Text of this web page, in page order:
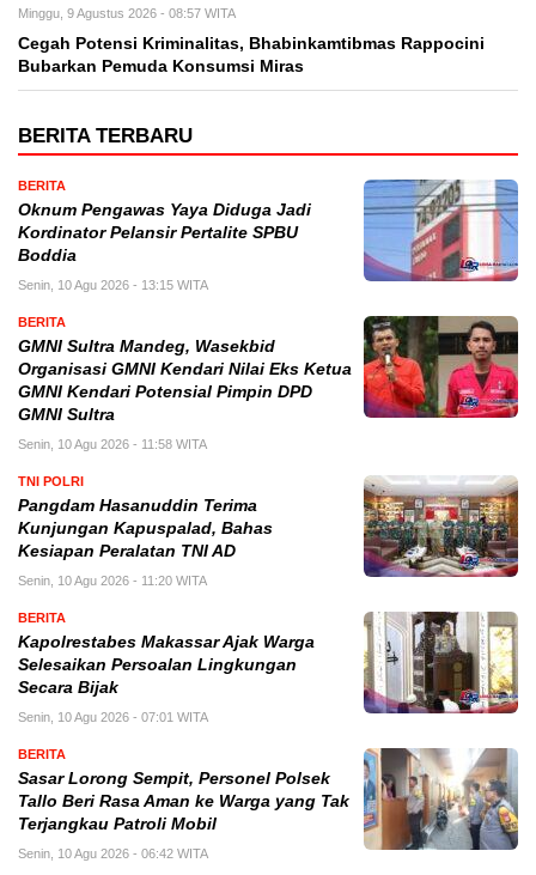
Minggu, 9 Agustus 2026 - 08:57 WITA
Cegah Potensi Kriminalitas, Bhabinkamtibmas Rappocini
Bubarkan Pemuda Konsumsi Miras
BERITA TERBARU
BERITA
Oknum Pengawas Yaya Diduga Jadi
Kordinator Pelansir Pertalite SPBU
Boddia
Senin, 10 Agu 2026 - 13:15 WITA
BERITA
GMNI Sultra Mandeg, Wasekbid
Organisasi GMNI Kendari Nilai Eks Ketua
GMNI Kendari Potensial Pimpin DPD
GMNI Sultra
Senin, 10 Agu 2026 - 11:58 WITA
TNI POLRI
Pangdam Hasanuddin Terima
Kunjungan Kapuspalad, Bahas
Kesiapan Peralatan TNI AD
Senin, 10 Agu 2026 - 11:20 WITA
BERITA
Kapolrestabes Makassar Ajak Warga
Selesaikan Persoalan Lingkungan
Secara Bijak
Senin, 10 Agu 2026 - 07:01 WITA
BERITA
Sasar Lorong Sempit, Personel Polsek
Tallo Beri Rasa Aman ke Warga yang Tak
Terjangkau Patroli Mobil
Senin, 10 Agu 2026 - 06:42 WITA